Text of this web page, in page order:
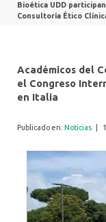
Bioética UDD
Consultoría Ético
Académicos del
el Congreso
en Italia
Publicado en: Noticias